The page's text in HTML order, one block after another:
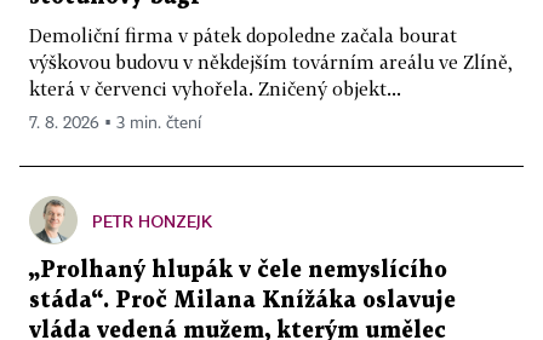
Demoliční firma v pátek dopoledne začala bourat
výškovou budovu v někdejším továrním areálu ve Zlíně,
která v červenci vyhořela. Zničený objekt...
7. 8. 2026 ▪ 3 min. čtení
PETR HONZEJK
„Prolhaný hlupák v čele nemyslícího
stáda“. Proč Milana Knížáka oslavuje
vláda vedená mužem, kterým umělec